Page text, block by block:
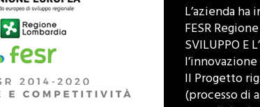
L’azienda
FESR
SVILUPPO E
Il Progetto
(processo di